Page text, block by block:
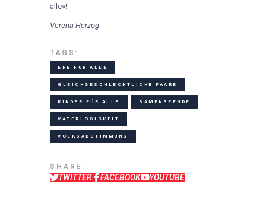
alle»!
Verena Herzog
TAGS:
EHE FÜR ALLE
GLEICHGESCHLECHTLICHE PAARE
KINDER FÜR ALLE SAMENSPENDE
VATERLOSIGKEIT
VOLKSABSTIMMUNG
SHARE:
TWITTER FACEBOOK YOUTUBE